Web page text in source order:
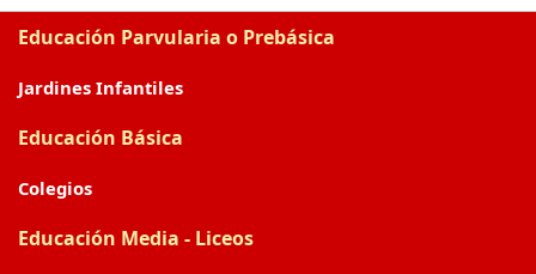
Educación Parvularia o Prebásica
Jardines Infantiles
Educación Básica
Colegios
Educación Media - Liceos